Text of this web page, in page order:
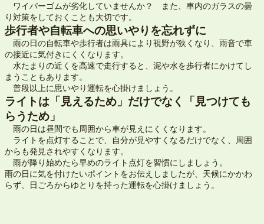
ワイパーゴムが劣化していませんか？ また、車内のガラスの曇
り対策をしておくことも大切です。
歩行者や自転車への思いやりを忘れずに
雨の日の自転車や歩行者は雨具により視野が狭くなり、雨音で車
の接近に気付きにくくなります。
水たまりの近くを高速で走行すると、泥や水を歩行者にかけてし
まうこともあります。
普段以上に思いやり運転を心掛けましょう。
ライトは「見えるため」だけでなく「見つけても
らうため」
雨の日は昼間でも周囲から車が見えにくくなります。
ライトを点灯することで、自分が見やすくなるだけでなく、周囲
からも発見されやすくなります。
雨が降り始めたら早めのライト点灯を習慣にしましょう。
雨の日に気を付けたいポイントをお伝えしましたが、天候にかかわ
らず、日ごろからゆとりを持った運転を心掛けましょう。